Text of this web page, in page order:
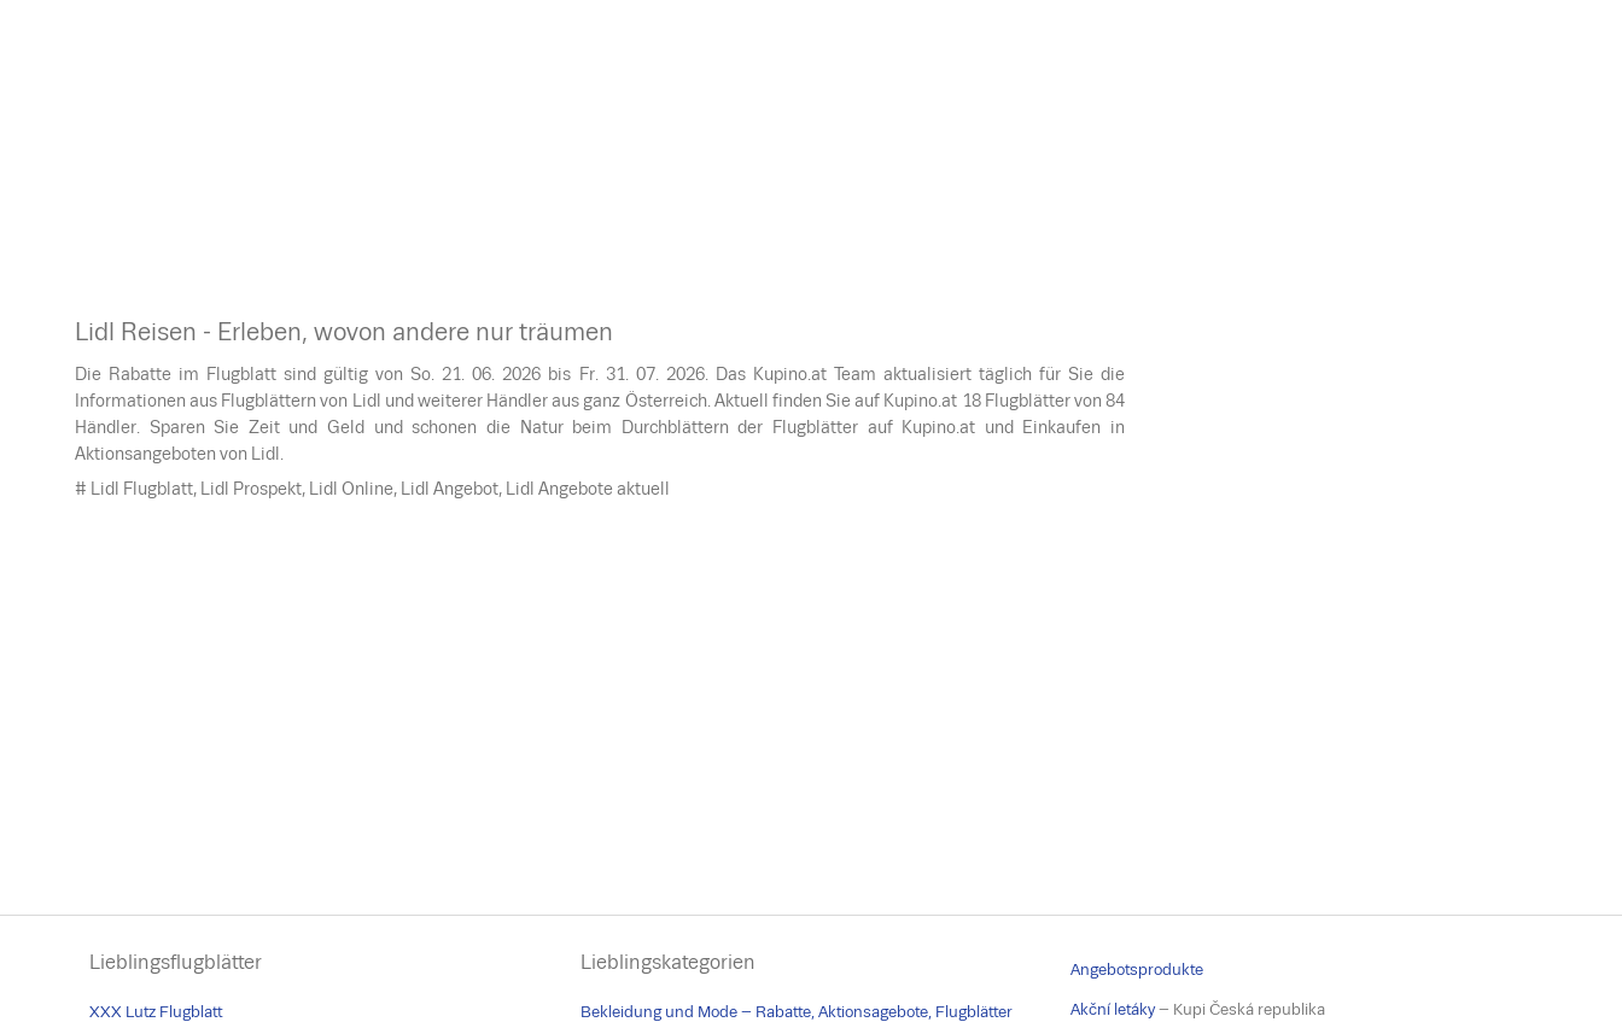
Lidl Reisen - Erleben, wovon andere nur träumen
Die Rabatte im Flugblatt sind gültig von So. 21. 06. 2026 bis Fr. 31. 07. 2026. Das Kupino.at Team aktualisiert täglich für Sie die
Informationen aus Flugblättern von Lidl und weiterer Händler aus ganz Österreich. Aktuell finden Sie auf Kupino.at 18 Flugblätter von 84
Händler. Sparen Sie Zeit und Geld und schonen die Natur beim Durchblättern der Flugblätter auf Kupino.at und Einkaufen in
Aktionsangeboten von Lidl.
# Lidl Flugblatt, Lidl Prospekt, Lidl Online, Lidl Angebot, Lidl Angebote aktuell
Lieblingsflugblätter
XXX Lutz Flugblatt
Lieblingskategorien
Bekleidung und Mode – Rabatte, Aktionsagebote, Flugblätter
Angebotsprodukte
Akční letáky– Kupi Česká republika